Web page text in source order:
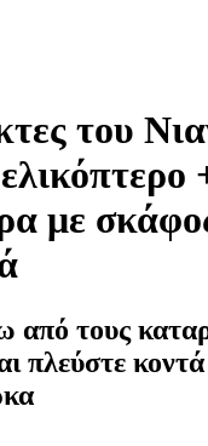
του
με
από τους
πλεύστε